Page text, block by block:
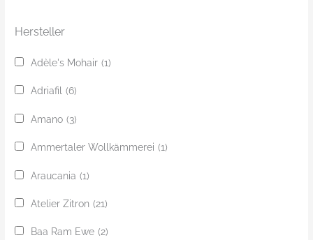
Hersteller
Adèle's Mohair (1)
Adriafil (6)
Amano (3)
Ammertaler Wollkämmerei (1)
Araucania (1)
Atelier Zitron (21)
Baa Ram Ewe (2)